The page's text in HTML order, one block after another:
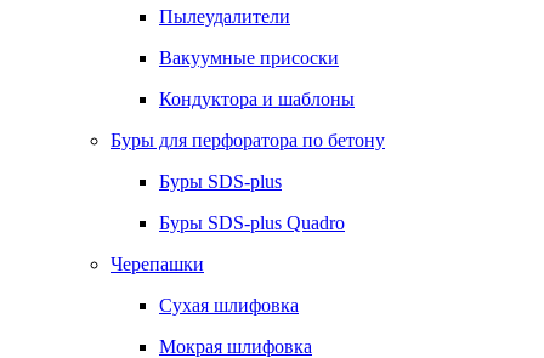
Пылеудалители
Вакуумные присоски
Кондуктора и шаблоны
Буры для перфоратора по бетону
Буры SDS-plus
Буры SDS-plus Quadro
Черепашки
Сухая шлифовка
Мокрая шлифовка